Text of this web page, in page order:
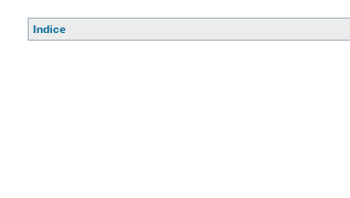
Indice